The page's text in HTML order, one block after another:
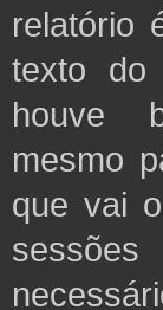
relatório
texto do
houve
mesmo
que vai